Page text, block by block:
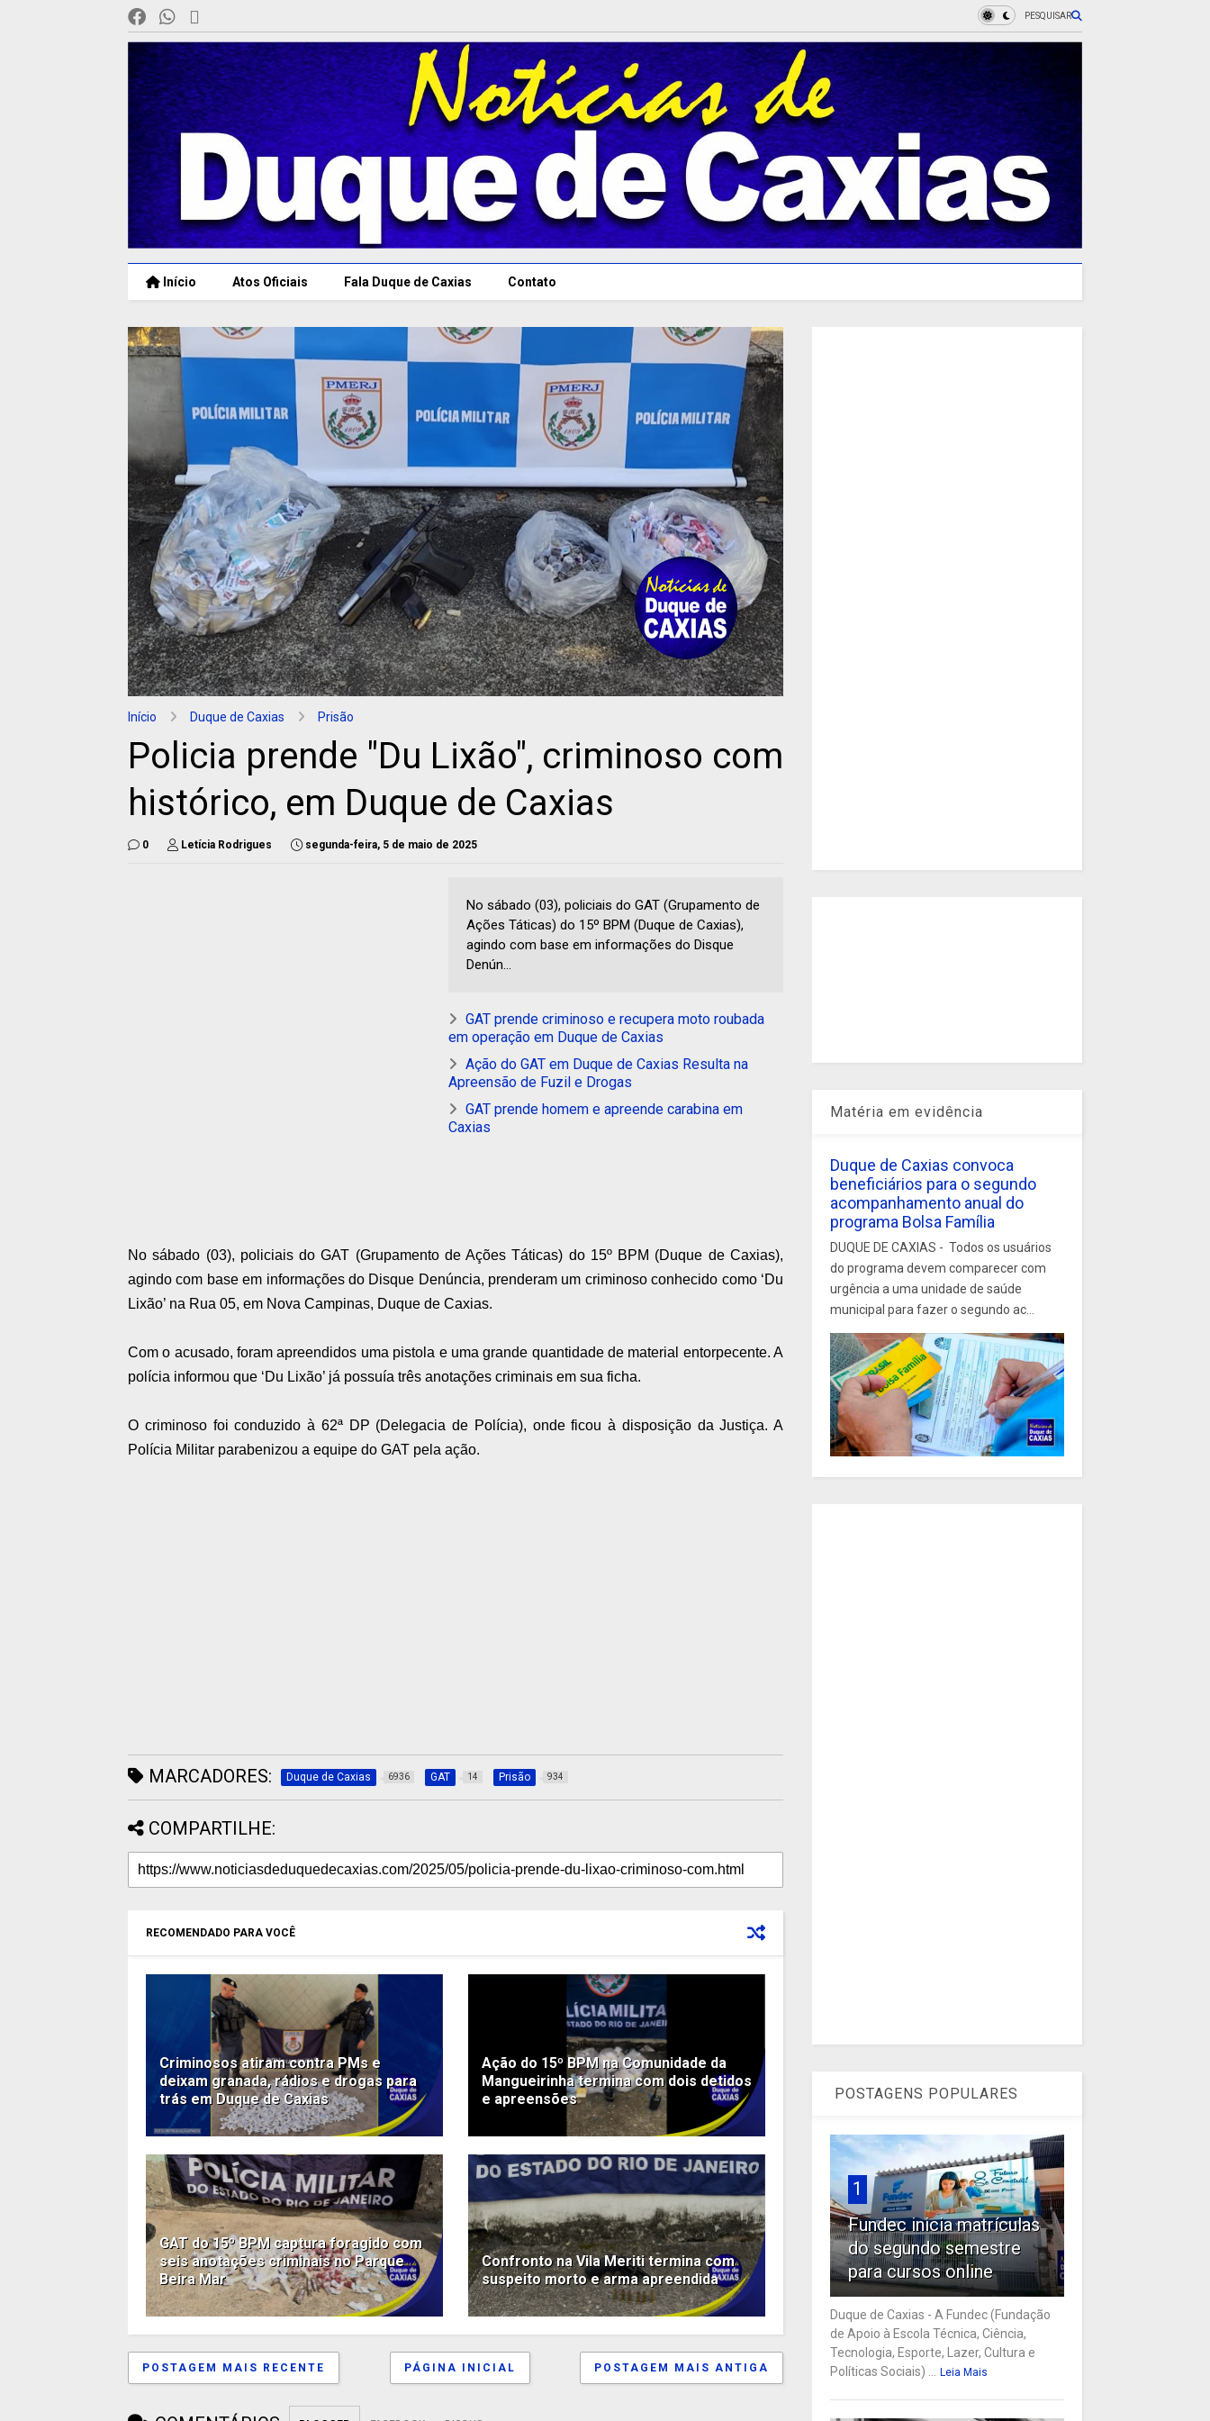
PESQUISAR
Início Atos Oficiais Fala Duque de Caxias Contato
Início Duque de Caxias Prisão
Policia prende "Du Lixão", criminoso com
histórico, em Duque de Caxias
0 Letícia Rodrigues segunda-feira, 5 de maio de 2025
No sábado (03), policiais do GAT (Grupamento de
Ações Táticas) do 15º BPM (Duque de Caxias),
agindo com base em informações do Disque
Denún...
GAT prende criminoso e recupera moto roubada
em operação em Duque de Caxias
Ação do GAT em Duque de Caxias Resulta na
Apreensão de Fuzil e Drogas
GAT prende homem e apreende carabina em
Caxias
No sábado (03), policiais do GAT (Grupamento de Ações Táticas) do 15º BPM (Duque de Caxias),
agindo com base em informações do Disque Denúncia, prenderam um criminoso conhecido como ‘Du
Lixão’ na Rua 05, em Nova Campinas, Duque de Caxias.
Com o acusado, foram apreendidos uma pistola e uma grande quantidade de material entorpecente. A
polícia informou que ‘Du Lixão’ já possuía três anotações criminais em sua ficha.
O criminoso foi conduzido à 62ª DP (Delegacia de Polícia), onde ficou à disposição da Justiça. A
Polícia Militar parabenizou a equipe do GAT pela ação.
MARCADORES: Duque de Caxias 6936 GAT 14 Prisão 934
COMPARTILHE:
RECOMENDADO PARA VOCÊ
Criminosos atiram contra PMs e
deixam granada, rádios e drogas para
trás em Duque de Caxias
Ação do 15º BPM na Comunidade da
Mangueirinha termina com dois detidos
e apreensões
GAT do 15º BPM captura foragido com
seis anotações criminais no Parque
Beira Mar
Confronto na Vila Meriti termina com
suspeito morto e arma apreendida
POSTAGEM MAIS RECENTE POSTAGEM MAIS ANTIGA
PÁGINA INICIAL
Matéria em evidência
Duque de Caxias convoca
beneficiários para o segundo
acompanhamento anual do
programa Bolsa Família
DUQUE DE CAXIAS - Todos os usuários
do programa devem comparecer com
urgência a uma unidade de saúde
municipal para fazer o segundo ac...
POSTAGENS POPULARES
1
Fundec inicia matrículas
do segundo semestre
para cursos online
Duque de Caxias - A Fundec (Fundação
de Apoio à Escola Técnica, Ciência,
Tecnologia, Esporte, Lazer, Cultura e
Políticas Sociais) ...
Leia Mais